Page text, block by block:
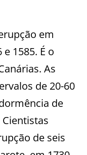
em
e 1585. É o
As
de 20-60
de
Cientistas
de seis